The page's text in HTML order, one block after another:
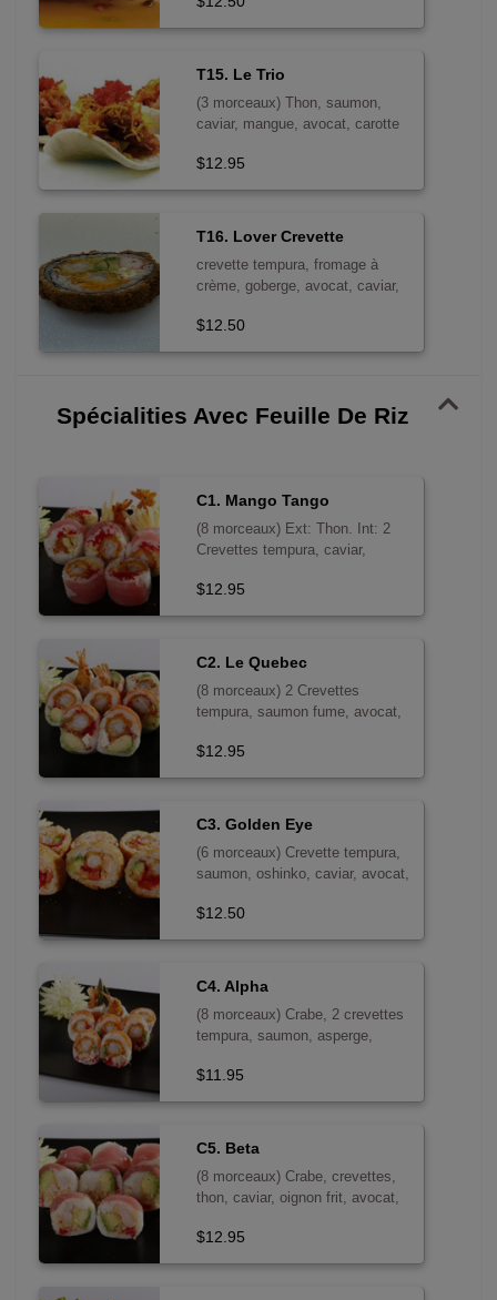
T15. Le Trio
(3 morceaux) Thon, saumon,
caviar, mangue, avocat, carotte
$12.95
T16. Lover Crevette
crevette tempura, fromage à
crème, goberge, avocat, caviar,
$12.50
Spécialities Avec Feuille De Riz
C1. Mango Tango
(8 morceaux) Ext: Thon. Int: 2
Crevettes tempura, caviar,
$12.95
C2. Le Quebec
(8 morceaux) 2 Crevettes
tempura, saumon fume, avocat,
sans poisson cru
$12.95
C3. Golden Eye
(6 morceaux) Crevette tempura,
saumon, oshinko, caviar, avocat,
$12.50
C4. Alpha
(8 morceaux) Crabe, 2 crevettes
tempura, saumon, asperge,
$11.95
C5. Beta
(8 morceaux) Crabe, crevettes,
thon, caviar, oignon frit, avocat,
$12.95